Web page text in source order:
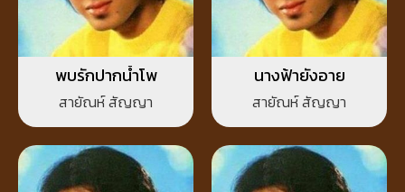
พบรักปากน้ำโพ
สายัณห์ สัญญา
นางฟ้ายังอาย
สายัณห์ สัญญา